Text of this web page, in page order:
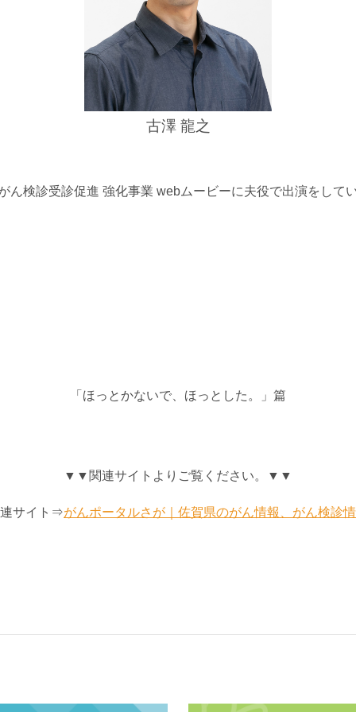
古澤 龍之
ん検診受診促進 強化事業 webムービーに夫役で出演をして
「ほっとかないで、ほっとした。」篇
▼▼関連サイトよりご覧ください。▼▼
サイト⇒がんポータルさが｜佐賀県のがん情報、がん検診